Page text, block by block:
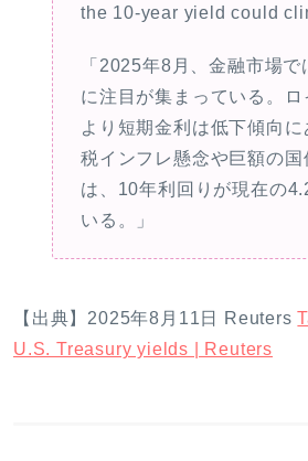
the 10-year yield could
「2025年8月、金融市場で
に注目が集まっている。
より短期金利は低下傾向
税インフレ懸念や巨額の
は、10年利回りが現在の
いる。」
【出典】2025年8月11日 Reuters
U.S. Treasury yields | Reuters